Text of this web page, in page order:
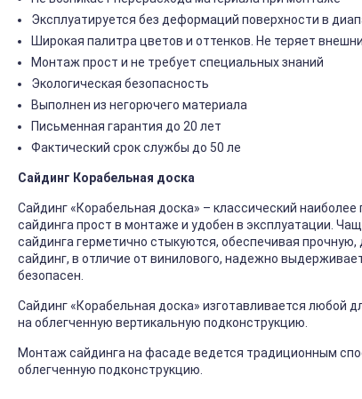
Эксплуатируется без деформаций поверхности в
Широкая палитра цветов и оттенков. Не теряет
Монтаж прост и не требует специальных знаний
Экологическая безопасность
Выполнен из негорючего материала
Письменная гарантия до 20 лет
Фактический срок службы до 50 ле
Сайдинг Корабельная доска
Сайдинг «Корабельная доска» – классический
сайдинга прост в монтаже и удобен в эксплуатации.
сайдинга герметично стыкуются, обеспечивая
сайдинг, в отличие от винилового, надежно
безопасен.
Сайдинг «Корабельная доска» изготавливается любой
на облегченную вертикальную подконструкцию.
Монтаж сайдинга на фасаде ведется традиционным
облегченную подконструкцию.